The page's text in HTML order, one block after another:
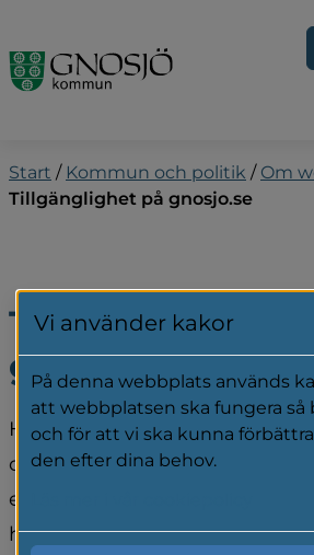
Start / Kommun och politik / Om
Tillgänglighet på gnosjo.se
Tillgänglighet på
gnosjo.se
Här beskriver vi hur gnosjo.se
om tillgänglighet till digital
eventuella kända
hur du kan rapportera brister
Vi använder kakor
På denna webbplats används
att webbplatsen ska fungera så
och för att vi ska kunna
den efter dina behov.